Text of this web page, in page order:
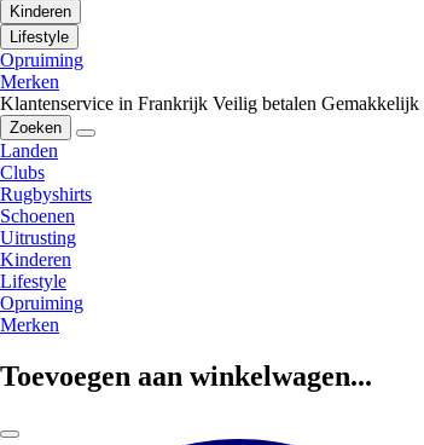
Kinderen
Lifestyle
Opruiming
Merken
Klantenservice in Frankrijk Veilig betalen Gemakkelijk
Zoeken
Landen
Clubs
Rugbyshirts
Schoenen
Uitrusting
Kinderen
Lifestyle
Opruiming
Merken
Toevoegen aan winkelwagen...